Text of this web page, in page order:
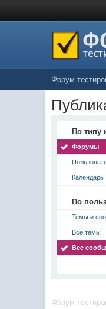
Форум
По типу
Форумы
Календарь
По
Темы и
Все темы
Все
Форум